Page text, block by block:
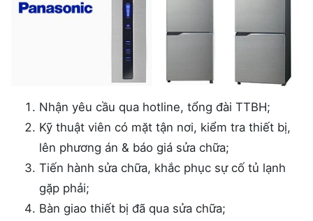
Nhận yêu cầu qua hotline, tổng đài TTBH;
Kỹ thuật viên có mặt tận nơi, kiểm tra thiết bị,
lên phương án & báo giá sửa chữa;
Tiến hành sửa chữa, khắc phục sự cố tủ lạnh
gặp phải;
Bàn giao thiết bị đã qua sửa chữa;